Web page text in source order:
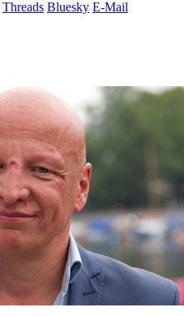
Threads Bluesky E-Mail